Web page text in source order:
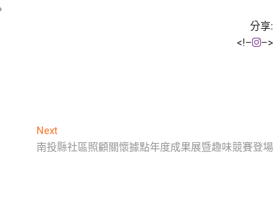
分享:
<!–
–>
NextNext
post:
南投縣社區照顧關懷據點年度成果展暨趣味競賽登場